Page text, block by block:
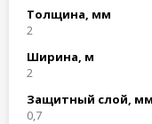
Толщина, мм
2
Ширина, м
2
Защитный слой, мм
0,7